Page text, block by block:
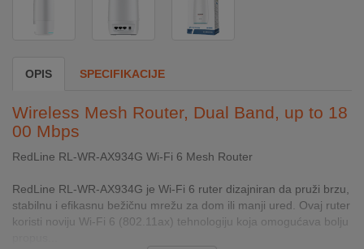
SECURITY
PC
GAME
INTERNO
MOJ
OPIS SPECIFIKACIJE
Wireless Mesh Router, Dual Band, up to 18
00 Mbps
RedLine RL-WR-AX934G Wi-Fi 6 Mesh Router
RedLine RL-WR-AX934G je Wi-Fi 6 ruter dizajniran da pruži brzu,
stabilnu i efikasnu bežičnu mrežu za dom ili manji ured. Ovaj ruter
koristi noviju Wi-Fi 6 (802.11ax) tehnologiju koja omogućava bolju